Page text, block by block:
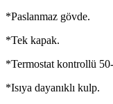
*Paslanmaz gövde.
*Tek kapak.
*Termostat kontrollü
*Isıya dayanıklı kulp.